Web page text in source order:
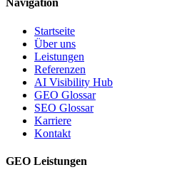
Navigation
Startseite
Über uns
Leistungen
Referenzen
AI Visibility Hub
GEO Glossar
SEO Glossar
Karriere
Kontakt
GEO Leistungen